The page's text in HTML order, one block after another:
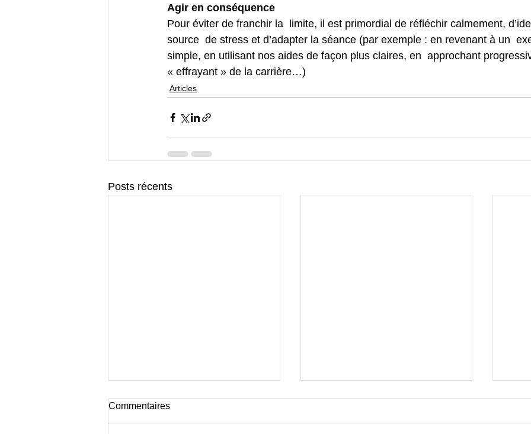
Agir en conséquence
Pour éviter de franchir la  limite, il est primordial de réfléchir calmement,
source  de stress et d’adapter la séance (par exemple : en revenant à un
simple, en utilisant nos aides de façon plus claires, en  approchant
« effrayant » de la carrière…)
Articles
Posts récents
Commentaires